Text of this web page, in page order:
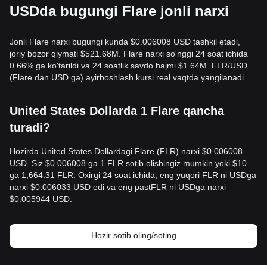
USDda bugungi Flare jonli narxi
Jonli Flare narxi bugungi kunda $0.006008 USD tashkil etadi,
joriy bozor qiymati $521.68M. Flare narxi so'nggi 24 soat ichida
0.66% ga ko'tarildi va 24 soatlik savdo hajmi $1.64M. FLR/USD
(Flare dan USD ga) ayirboshlash kursi real vaqtda yangilanadi.
United States Dollarda 1 Flare qancha
turadi?
Hozirda United States Dollardagi Flare (FLR) narxi $0.006008
USD. Siz $0.006008 ga 1 FLR sotib olishingiz mumkin yoki $10
ga 1,664.31 FLR. Oxirgi 24 soat ichida, eng yuqori FLR ni USDga
narxi $0.006033 USD edi va eng pastFLR ni USDga narxi
$0.005944 USD.
Hozir sotib oling/soting